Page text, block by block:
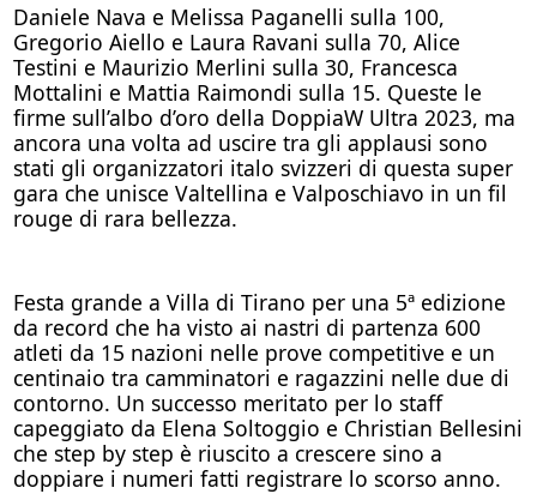
Daniele Nava e Melissa Paganelli sulla 100,
Gregorio Aiello e Laura Ravani sulla 70, Alice
Testini e Maurizio Merlini sulla 30, Francesca
Mottalini e Mattia Raimondi sulla 15. Queste le
firme sull’albo d’oro della DoppiaW Ultra 2023, ma
ancora una volta ad uscire tra gli applausi sono
stati gli organizzatori italo svizzeri di questa super
gara che unisce Valtellina e Valposchiavo in un fil
rouge di rara bellezza.
Festa grande a Villa di Tirano per una 5ª edizione
da record che ha visto ai nastri di partenza 600
atleti da 15 nazioni nelle prove competitive e un
centinaio tra camminatori e ragazzini nelle due di
contorno. Un successo meritato per lo staff
capeggiato da Elena Soltoggio e Christian Bellesini
che step by step è riuscito a crescere sino a
doppiare i numeri fatti registrare lo scorso anno.